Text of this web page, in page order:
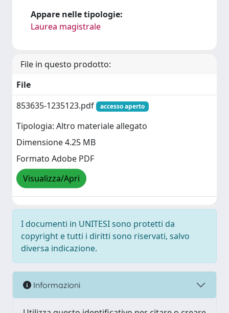
Appare nelle tipologie:
Laurea magistrale
File in questo prodotto:
File
853635-1235123.pdf
accesso aperto
Tipologia: Altro materiale allegato
Dimensione 4.25 MB
Formato Adobe PDF
Visualizza/Apri
I documenti in UNITESI sono protetti da
copyright e tutti i diritti sono riservati, salvo
diversa indicazione.
Informazioni